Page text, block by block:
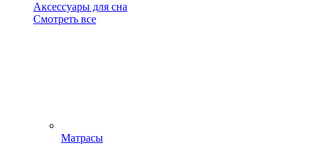
Аксессуары для сна
Смотреть все
Матрасы